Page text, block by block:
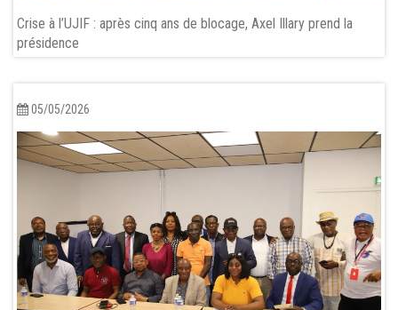
Crise à l’UJIF : après cinq ans de blocage, Axel Illary prend la
présidence
05/05/2026